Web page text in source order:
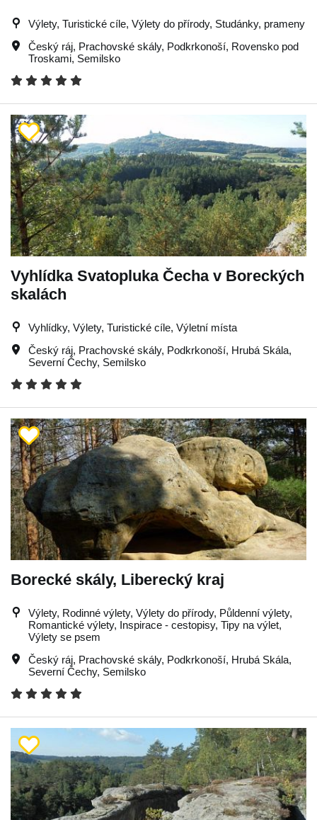
Výlety, Turistické cíle, Výlety do přírody, Studánky, prameny
Český ráj, Prachovské skály, Podkrkonoší, Rovensko pod
Troskami, Semilsko
Vyhlídka Svatopluka Čecha v Boreckých
skalách
Vyhlídky, Výlety, Turistické cíle, Výletní místa
Český ráj, Prachovské skály, Podkrkonoší, Hrubá Skála,
Severní Čechy, Semilsko
Borecké skály, Liberecký kraj
Výlety, Rodinné výlety, Výlety do přírody, Půldenní výlety,
Romantické výlety, Inspirace - cestopisy, Tipy na výlet,
Výlety se psem
Český ráj, Prachovské skály, Podkrkonoší, Hrubá Skála,
Severní Čechy, Semilsko